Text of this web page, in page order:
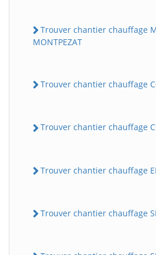
Trouver chantier chauffage
MONTPEZAT
Trouver chantier chauffage
Trouver chantier chauffage
Trouver chantier chauffage
Trouver chantier chauffage